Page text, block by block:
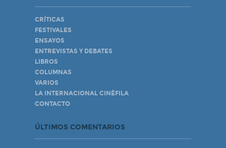
CRÍTICAS
FESTIVALES
ENSAYOS
ENTREVISTAS Y DEBATES
LIBROS
COLUMNAS
VARIOS
LA INTERNACIONAL CINÉFILA
CONTACTO
ÚLTIMOS COMENTARIOS